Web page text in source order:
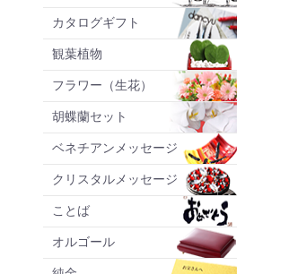
カタログギフト
観葉植物
フラワー（生花）
胡蝶蘭セット
ベネチアンメッセージ
クリスタルメッセージ
ことば
オルゴール